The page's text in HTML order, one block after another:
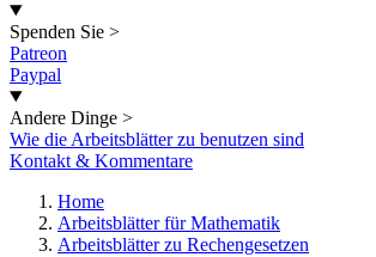
Spenden Sie >
Patreon
Paypal
Andere Dinge >
Wie die Arbeitsblätter zu benutzen sind
Kontakt & Kommentare
Home
Arbeitsblätter für Mathematik
Arbeitsblätter zu Rechengesetzen